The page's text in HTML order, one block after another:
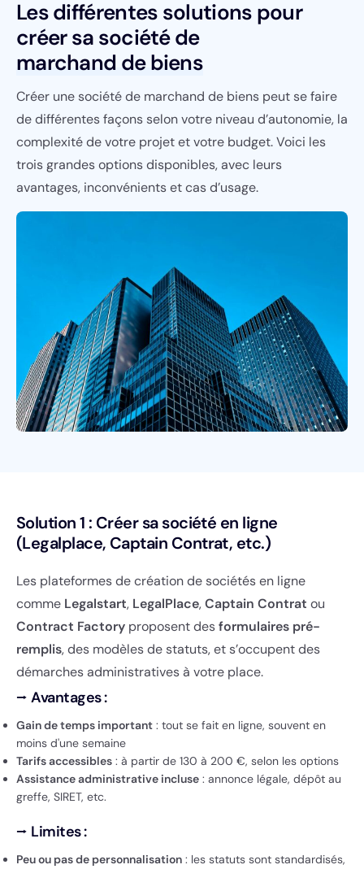
Les différentes solutions pour
créer sa société de
marchand de biens
Créer une société de marchand de biens peut se faire
de différentes façons selon votre niveau d’autonomie, la
complexité de votre projet et votre budget. Voici les
trois grandes options disponibles, avec leurs
avantages, inconvénients et cas d’usage.
Solution 1 : Créer sa société en ligne
(Legalplace, Captain Contrat, etc.)
Les plateformes de création de sociétés en ligne
comme Legalstart, LegalPlace,Captain Contrat ou
Contract Factory proposent desformulaires pré-
remplis, des modèles de statuts, et s’occupent des
démarches administratives à votre place.
⭢Avantages :
Gain de temps important : tout se fait en ligne, souvent en
moins d'une semaine
Tarifs accessibles : à partir de 130 à 200 €, selon les options
Assistance administrative incluse : annonce légale, dépôt au
greffe, SIRET, etc.
⭢ Limites :
Peu ou pas de personnalisation : les statuts sont standardisés,